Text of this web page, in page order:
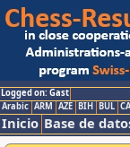
Logged on: Gast
Arabic ARM AZE BIH BUL
Inicio Base de